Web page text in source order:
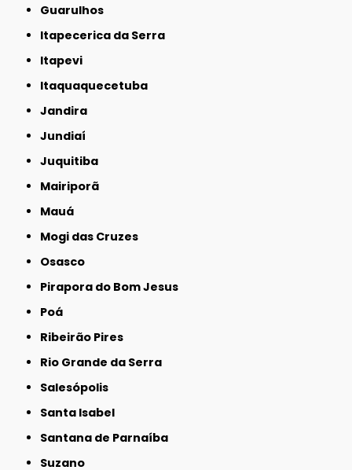
Guarulhos
Itapecerica da Serra
Itapevi
Itaquaquecetuba
Jandira
Jundiaí
Juquitiba
Mairiporã
Mauá
Mogi das Cruzes
Osasco
Pirapora do Bom Jesus
Poá
Ribeirão Pires
Rio Grande da Serra
Salesópolis
Santa Isabel
Santana de Parnaíba
Suzano